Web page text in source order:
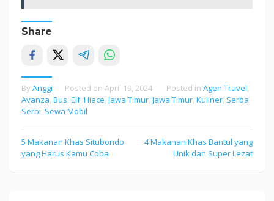
Share
By Anggi Posted on April 19, 2024 Posted in Agen Travel,
Avanza, Bus, Elf, Hiace, Jawa Timur, Jawa Timur, Kuliner, Serba
Serbi, Sewa Mobil
Post
navigation
5 Makanan Khas Situbondo
yang Harus Kamu Coba
4 Makanan Khas Bantul yang
Unik dan Super Lezat